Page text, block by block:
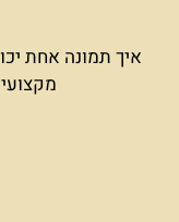
איך תמונה אחת